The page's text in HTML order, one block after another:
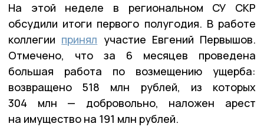
На этой неделе в региональном СУ СКР
обсудили итоги первого полугодия. В работе
коллегии принял участие Евгений Первышов.
Отмечено, что за 6 месяцев проведена
большая работа по возмещению ущерба:
возвращено 518 млн рублей, из которых
304 млн — добровольно, наложен арест
на имущество на 191 млн рублей.